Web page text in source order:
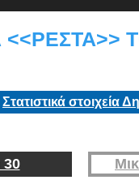
Στατιστικά στοιχεία
30